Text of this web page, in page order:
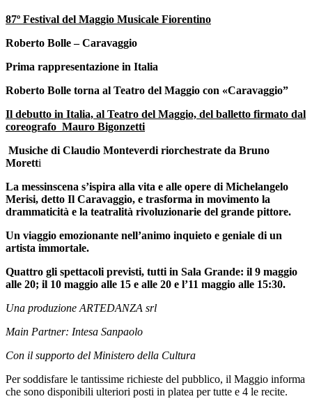
87º Festival del Maggio Musicale Fiorentino
Roberto Bolle – Caravaggio
Prima rappresentazione in Italia
Roberto Bolle torna al Teatro del Maggio con «Caravaggio”
Il debutto in Italia, al Teatro del Maggio, del balletto firmato dal
coreografo Mauro Bigonzetti
Musiche di Claudio Monteverdi riorchestrate da Bruno
Moretti
La messinscena s’ispira alla vita e alle opere di Michelangelo
Merisi, detto Il Caravaggio, e trasforma in movimento la
drammaticità e la teatralità rivoluzionarie del grande pittore.
Un viaggio emozionante nell’animo inquieto e geniale di un
artista immortale.
Quattro gli spettacoli previsti, tutti in Sala Grande: il 9 maggio
alle 20; il 10 maggio alle 15 e alle 20 e l’11 maggio alle 15:30.
Una produzione ARTEDANZA srl
Main Partner: Intesa Sanpaolo
Con il supporto del Ministero della Cultura
Per soddisfare le tantissime richieste del pubblico, il Maggio informa
che sono disponibili ulteriori posti in platea per tutte e 4 le recite.